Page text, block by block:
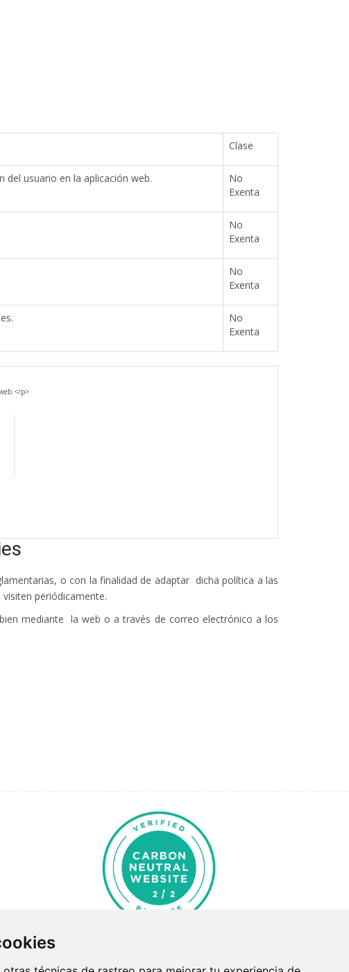
Clase
del usuario en la aplicación web.
No
Exenta
No
Exenta
No
Exenta
No
Exenta
p>
o con la finalidad de adaptar dicha política a las
periódicamente.
mediante la web o a través de correo electrónico a los